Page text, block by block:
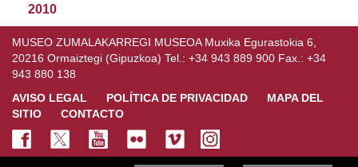
2010
MUSEO ZUMALAKARREGI MUSEOA Muxika Egurastokia 6,
20216 Ormaiztegi (Gipuzkoa) Tel.: +34 943 889 900 Fax.: +34
943 880 138
AVISO LEGAL
POLÍTICA DE PRIVACIDAD
MAPA DEL
SITIO
CONTACTO